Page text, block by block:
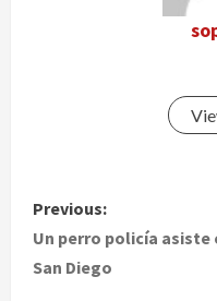
P
o
Previous:
Un perro policía asiste
San Diego